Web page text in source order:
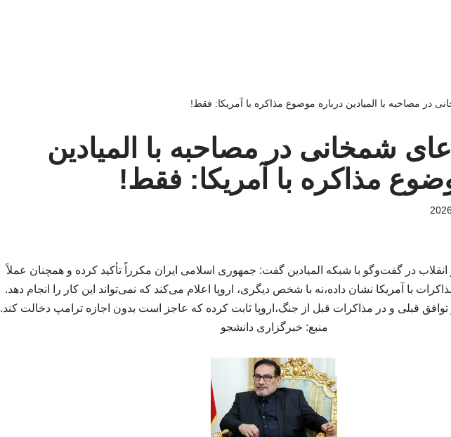
در مصاحبه با المیادین درباره موضوع مذاکره با آمریکا: فقط!
شمخانی در مصاحبه با المیادین
مذاکره با آمریکا: فقط!
در گفت‌وگو با شبکه المیادین گفت: جمهوری اسلامی ایران مکرراً تأکید کرده و همچنان عملاً
با آمریکا نشان داده،نه با شخص دیگری، اروپا اعلام می‌کند که نمی‌تواند این کار را انجام دهد.
توافق قبلی و در مذاکرات قبل از جنگ،اروپا ثابت کرده که عاجز است بدون اجازه ترامپ دخالت کند.
منبع: خبرگزاری دانشجو